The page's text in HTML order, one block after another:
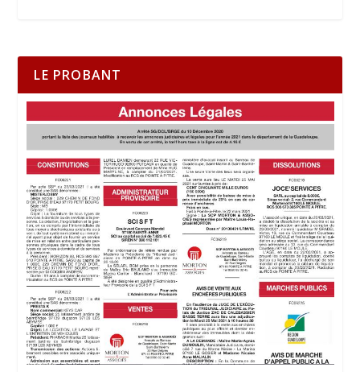
LE PROBANT